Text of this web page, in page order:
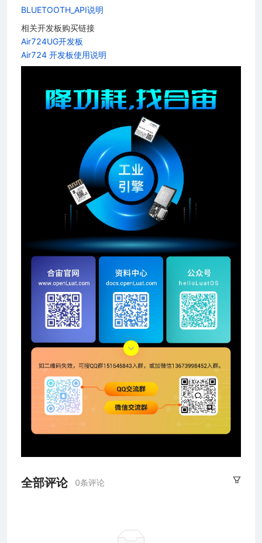
BLUETOOTH_API说明
相关开发板购买链接
Air724UG开发板
Air724 开发板使用说明
全部评论 0条评论